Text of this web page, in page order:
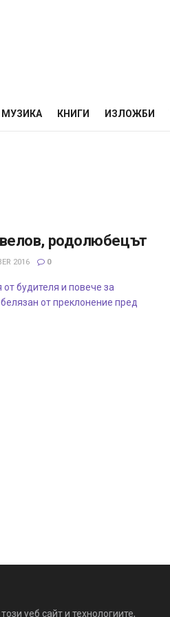
МУЗИКА КНИГИ ИЗЛОЖБИ
родолюбецът
2016 0
будителя и повече за
от преклонение пред
уеб сайт и технологиите,